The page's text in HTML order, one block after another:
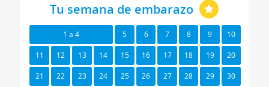
Tu semana de embarazo
1 a 4 5 6 7 8 9 10
11 12 13 14 15 16 17 18 19 20
21 22 23 24 25 26 27 28 29 30